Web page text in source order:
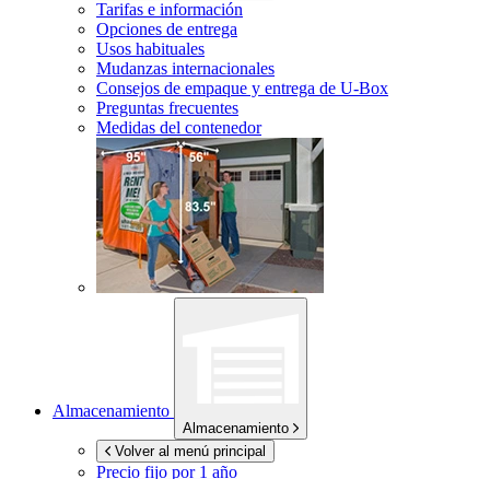
Tarifas e información
Opciones de entrega
Usos habituales
Mudanzas internacionales
Consejos de empaque y entrega de U-Box
Preguntas frecuentes
Medidas del contenedor
Almacenamiento
Almacenamiento
Volver al menú principal
Precio fijo por 1 año